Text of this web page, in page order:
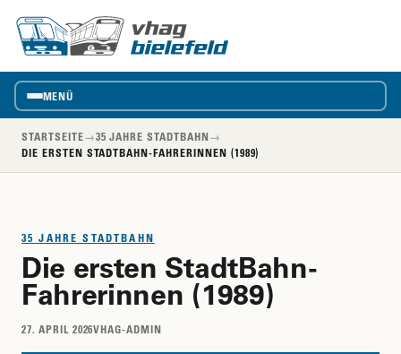
MENÜ
STARTSEITE→35 JAHRE STADTBAHN→
DIE ERSTEN STADTBAHN-FAHRERINNEN (1989)
35 JAHRE STADTBAHN
Die ersten StadtBahn-
Fahrerinnen (1989)
27. APRIL 2026VHAG-ADMIN